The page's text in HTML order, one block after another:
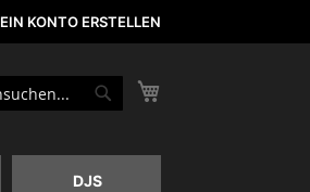
EIN KONTO ERSTELLEN
DJS